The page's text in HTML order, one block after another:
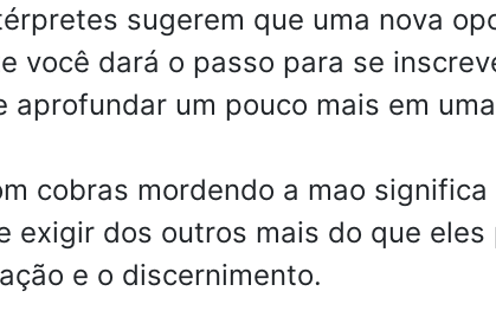
sugerem que uma nova
você dará o passo para se
aprofundar um pouco mais em
cobras mordendo a mao significa
exigir dos outros mais do que
e o discernimento.